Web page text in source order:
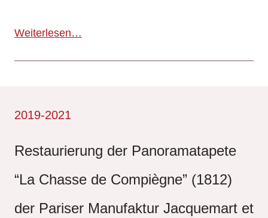
Weiterlesen…
2019-2021
Restaurierung der Panoramatapete
“La Chasse de Compiègne” (1812)
der Pariser Manufaktur Jacquemart et